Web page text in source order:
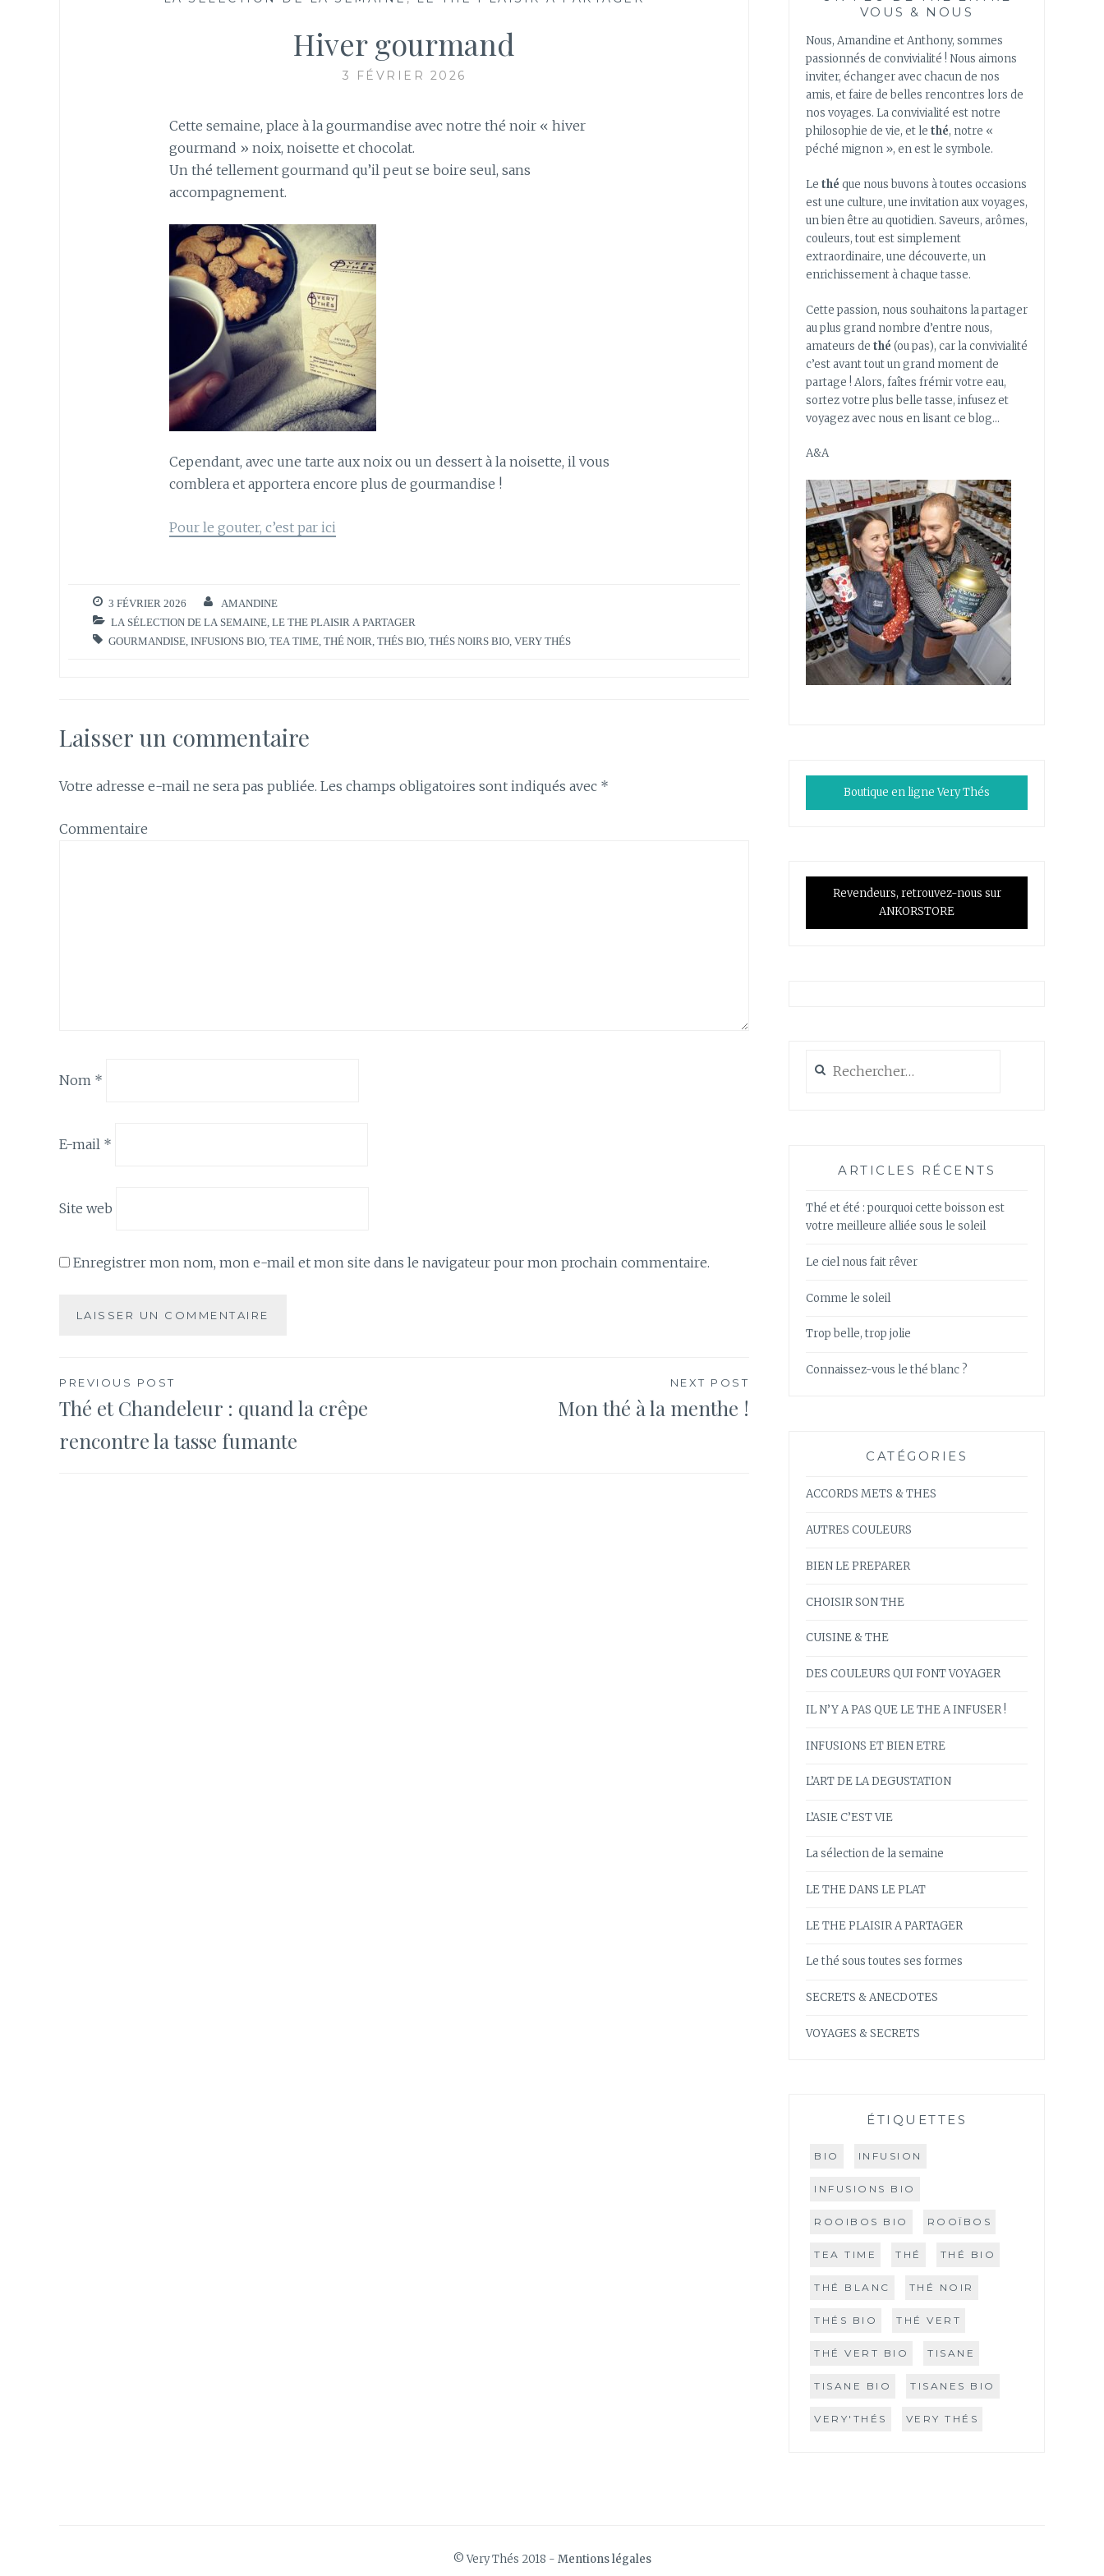
Hiver gourmand
3 FÉVRIER 2026
Cette semaine, place à la gourmandise avec notre thé noir « hiver
gourmand » noix, noisette et chocolat.
Un thé tellement gourmand qu’il peut se boire seul, sans
accompagnement.
Cependant, avec une tarte aux noix ou un dessert à la noisette, il vous
comblera et apportera encore plus de gourmandise !
Pour le gouter, c’est par ici
3 FÉVRIER 2026
AMANDINE
LA SÉLECTION DE LA SEMAINE LE THE PLAISIR A PARTAGER
GOURMANDISE INFUSIONS BIO TEA TIME THÉ NOIR THÉS BIO THÉS NOIRS BIO VERY THÉS
Laisser un commentaire
Votre adresse e-mail ne sera pas publiée. Les champs obligatoires sont indiqués avec *
Commentaire
Nom *
E-mail *
Site web
Enregistrer mon nom, mon e-mail et mon site dans le navigateur pour mon prochain commentaire.
Navigation
de
PREVIOUS POST
Thé et Chandeleur : quand la crêpe
rencontre la tasse fumante
NEXT POST
Mon thé à la menthe !
VOUS & NOUS
Nous, Amandine et Anthony, sommes
passionnés de convivialité ! Nous aimons
inviter, échanger avec chacun de nos
amis, et faire de belles rencontres lors de
nos voyages. La convivialité est notre
philosophie de vie, et le thé, notre «
péché mignon », en est le symbole.
Le thé que nous buvons à toutes occasions
est une culture, une invitation aux voyages,
un bien être au quotidien. Saveurs, arômes,
couleurs, tout est simplement
extraordinaire, une découverte, un
enrichissement à chaque tasse.
Cette passion, nous souhaitons la partager
au plus grand nombre d’entre nous,
amateurs de thé (ou pas), car la convivialité
c’est avant tout un grand moment de
partage ! Alors, faîtes frémir votre eau,
sortez votre plus belle tasse, infusez et
voyagez avec nous en lisant ce blog…
A&A
Boutique en ligne Very Thés
Revendeurs, retrouvez-nous sur
ANKORSTORE
ARTICLES RÉCENTS
Thé et été : pourquoi cette boisson est
votre meilleure alliée sous le soleil
Le ciel nous fait rêver
Comme le soleil
Trop belle, trop jolie
Connaissez-vous le thé blanc ?
CATÉGORIES
ACCORDS METS & THES
AUTRES COULEURS
BIEN LE PREPARER
CHOISIR SON THE
CUISINE & THE
DES COULEURS QUI FONT VOYAGER
IL N’Y A PAS QUE LE THE A INFUSER !
INFUSIONS ET BIEN ETRE
L’ART DE LA DEGUSTATION
L’ASIE C’EST VIE
La sélection de la semaine
LE THE DANS LE PLAT
LE THE PLAISIR A PARTAGER
Le thé sous toutes ses formes
SECRETS & ANECDOTES
VOYAGES & SECRETS
ÉTIQUETTES
BIO INFUSION
INFUSIONS BIO
ROOIBOS BIO ROOÏBOS
TEA TIME THÉ THÉ BIO
THÉ BLANC THÉ NOIR
THÉS BIO THÉ VERT
THÉ VERT BIO TISANE
TISANE BIO TISANES BIO
VERY'THÉS VERY THÉS
© Very Thés 2018 - Mentions légales